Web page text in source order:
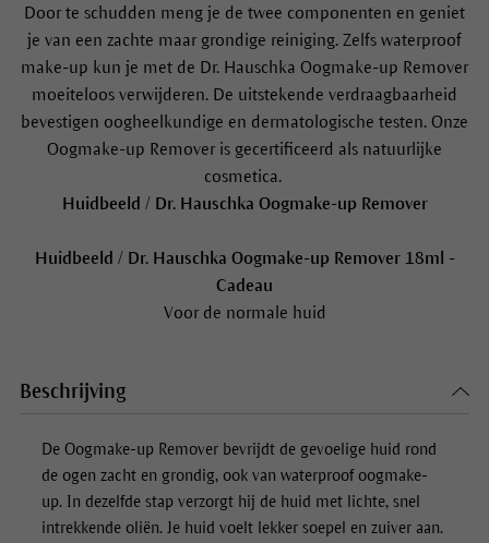
Door te schudden meng je de twee componenten en geniet
je van een zachte maar grondige reiniging. Zelfs waterproof
make-up kun je met de Dr. Hauschka Oogmake-up Remover
moeiteloos verwijderen. De uitstekende verdraagbaarheid
bevestigen oogheelkundige en dermatologische testen. Onze
Oogmake-up Remover is gecertificeerd als natuurlijke
cosmetica.
Huidbeeld / Dr. Hauschka Oogmake-up Remover
Huidbeeld / Dr. Hauschka Oogmake-up Remover 18ml -
Cadeau
Voor de normale huid
Beschrijving
De Oogmake-up Removerbevrijdt de gevoelige huid rond
de ogen zacht en grondig, ook van waterproof oogmake-
up. In dezelfde stap verzorgt hij de huid met lichte, snel
intrekkende oliën. Je huid voelt lekker soepel en zuiver aan.